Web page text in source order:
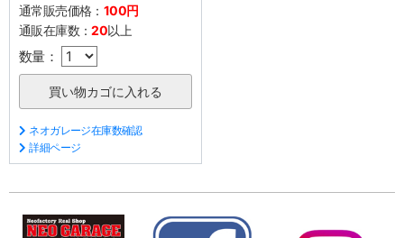
通常販売価格： 100円
通販在庫数：20以上
数量：
ネオガレージ在庫数確認
詳細ページ